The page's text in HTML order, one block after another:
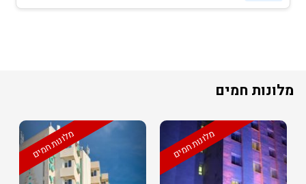
מלונות חמים
מלונות חמים מלונות חמים